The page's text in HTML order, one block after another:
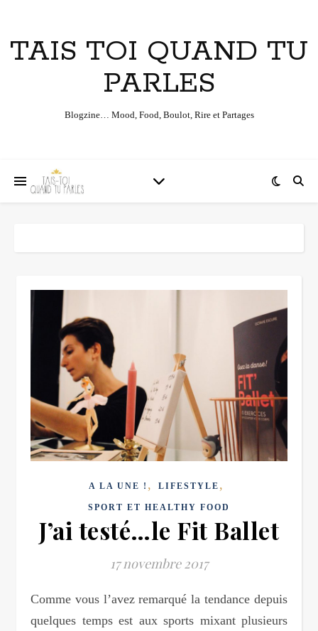
TAIS TOI QUAND TU
PARLES
Blogzine… Mood, Food, Boulot, Rire et Partages
A LA UNE ! , LIFESTYLE ,
SPORT ET HEALTHY FOOD
J’ai testé…le Fit Ballet
17 novembre 2017
Comme vous l’avez remarqué la tendance depuis
quelques temps est aux sports mixant plusieurs